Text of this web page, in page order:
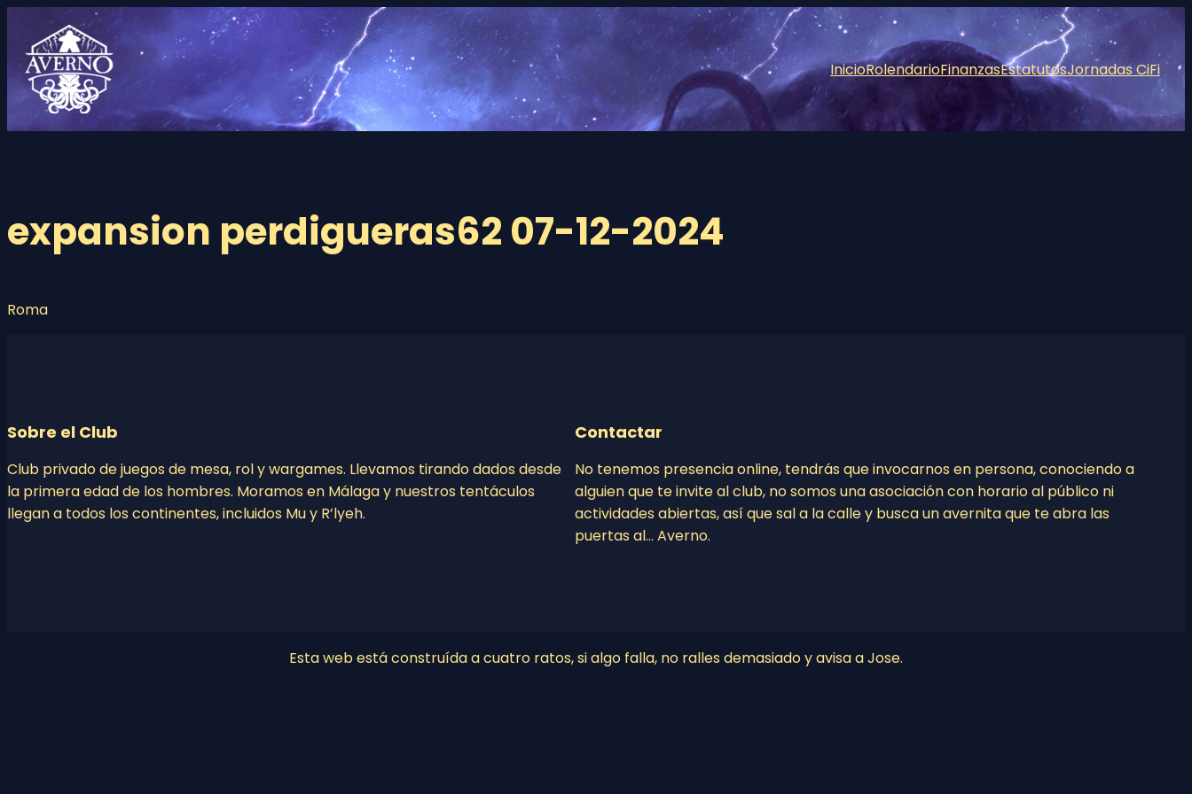
contenido
InicioRolendarioFinanzasEstatutosJornadas CiFi
expansion perdigueras62 07-12-2024
Roma
Sobre el Club
Club privado de juegos de mesa, rol y wargames. Llevamos tirando dados desde
la primera edad de los hombres. Moramos en Málaga y nuestros tentáculos
llegan a todos los continentes, incluidos Mu y R’lyeh.
Contactar
No tenemos presencia online, tendrás que invocarnos en persona, conociendo a
alguien que te invite al club, no somos una asociación con horario al público ni
actividades abiertas, así que sal a la calle y busca un avernita que te abra las
puertas al… Averno.
Esta web está construída a cuatro ratos, si algo falla, no ralles demasiado y avisa a Jose.